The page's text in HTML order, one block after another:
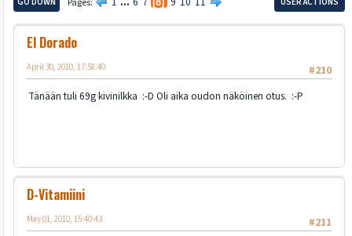
El Dorado
#210
April 30, 2010, 17:58:40
Tänään tuli 69g kivinilkka :-D Oli aika oudon näköinen otus. :-P
D-Vitamiini
#211
May 01, 2010, 15:40:43